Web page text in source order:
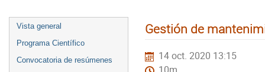
Vista general
Programa Científico
Convocatoria de resúmenes
Gestión de
14 oct. 2020 13:15